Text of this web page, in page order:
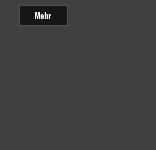
Mehr